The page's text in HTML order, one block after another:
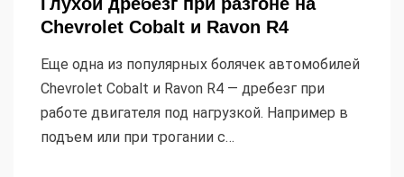
Chevrolet Cobalt и Ravon R4
Еще одна из популярных болячек автомобилей
Chevrolet Cobalt и Ravon R4 — дребезг при
работе двигателя под нагрузкой. Например в
подъем или при трогании с…